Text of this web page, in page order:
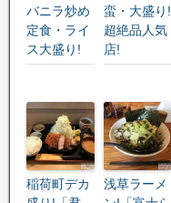
バニラ炒め
定食・ライ
ス大盛り!
蛮・大盛り!
超絶品人気
店!
稲荷町デカ
浅草ラーメ